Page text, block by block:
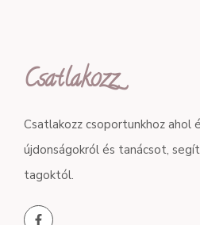
Csatlakozz
Csatlakozz csoportunkhoz ahol
újdonságokról és tanácsot,
tagoktól.